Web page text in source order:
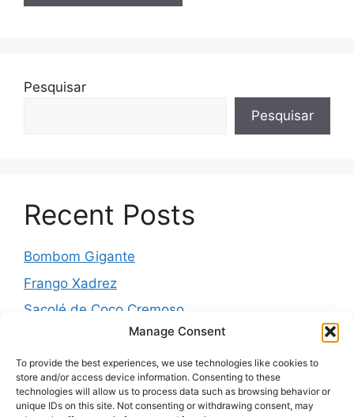
Manage Consent
To provide the best experiences, we use technologies like cookies to
store and/or access device information. Consenting to these
technologies will allow us to process data such as browsing behavior or
unique IDs on this site. Not consenting or withdrawing consent, may
Pesquisar
Pesquisar
Recent Posts
Bombom Gigante
Frango Xadrez
Sacolé de Coco Cremoso
Torta de cebola molhadinha
Pernil Assado com Laranja, Alho e Ervas